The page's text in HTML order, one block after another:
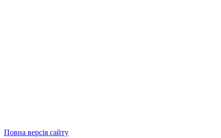
Повна версія сайту